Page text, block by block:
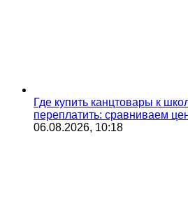
Где купить канцтовары к
переплатить: сравниваем
06.08.2026, 10:18